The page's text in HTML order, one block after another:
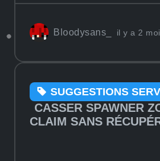
Bloodysans_ il y a 2
SUGGESTIONS
CASSER SPAWNER
CLAIM SANS